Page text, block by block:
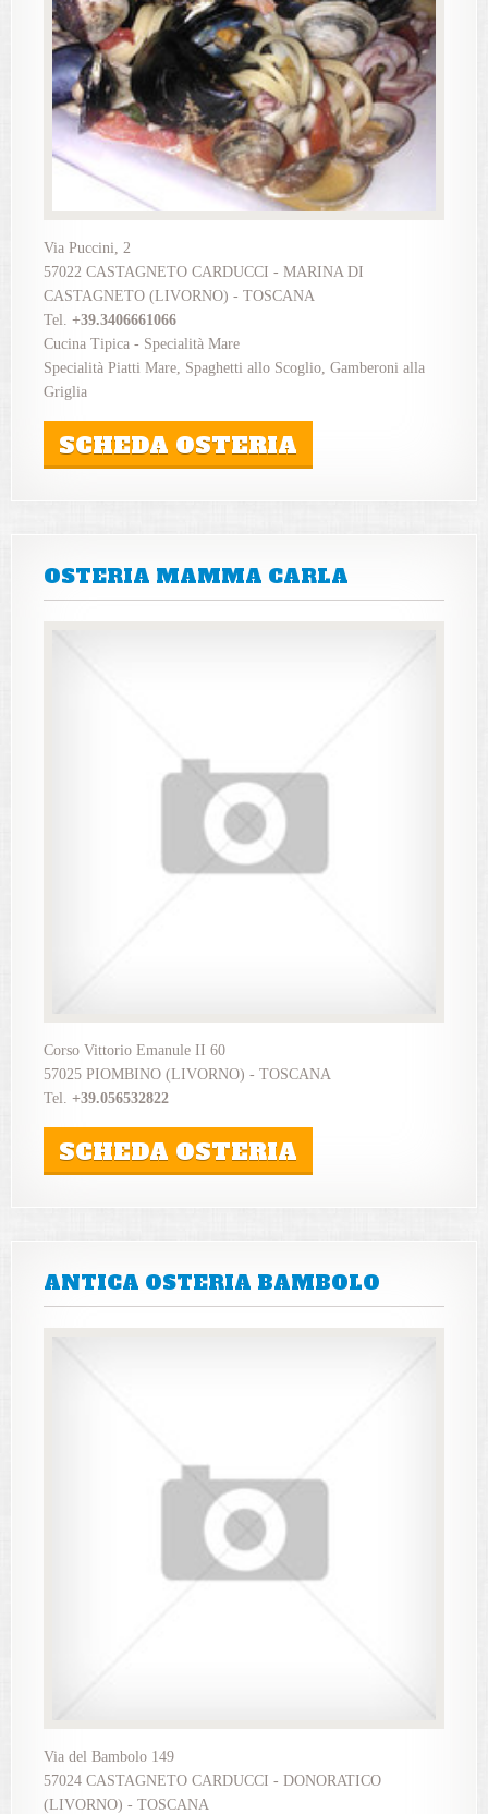
Via Puccini, 2
57022 CASTAGNETO CARDUCCI - MARINA DI
CASTAGNETO (LIVORNO) - TOSCANA
Tel. +39.3406661066
Cucina Tipica - Specialità Mare
Specialità Piatti Mare, Spaghetti allo Scoglio, Gamberoni alla
Griglia
SCHEDA OSTERIA
OSTERIA MAMMA CARLA
Corso Vittorio Emanule II 60
57025 PIOMBINO (LIVORNO) - TOSCANA
Tel. +39.056532822
SCHEDA OSTERIA
ANTICA OSTERIA BAMBOLO
Via del Bambolo 149
57024 CASTAGNETO CARDUCCI - DONORATICO
(LIVORNO) - TOSCANA